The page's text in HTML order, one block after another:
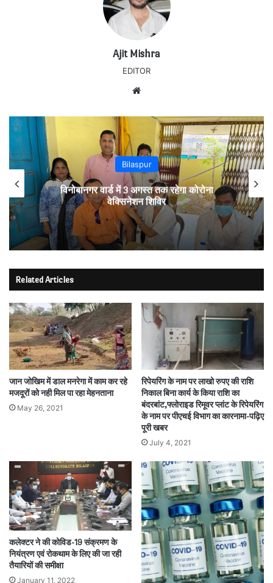
Ajit Mishra
EDITOR
Bilaspur
विनोबानगर वार्ड में 3 अगस्त तक रहेगा कोरोना
वेक्सिनेशन शिविर
Related Articles
जान जोखिम में डाल मनरेगा में काम कर रहे
मजदूरों को नही मिल पा रहा मेहनताना
May 26, 2021
रिपेयरिंग के नाम पर लाखो रुपए की राशि
निकाल बिना कार्य के किया राशि का
बंदरबांट,फ्लोराइड रिमूवर प्लांट के रिपेयरिंग
के नाम पर पीएचई विभाग का कारनामा-पढ़िए
पूरी खबर
July 4, 2021
कलेक्टर ने की कोविड-19 संक्रमण के
नियंत्रण एवं रोकथाम के लिए की जा रही
तैयारियों की समीक्षा
January 11, 2022